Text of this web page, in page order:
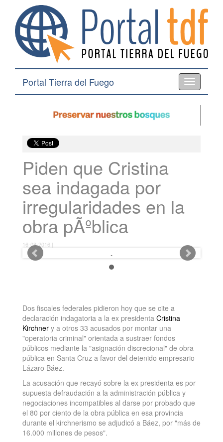
Toggle
navigation
Portal Tierra del Fuego
Piden que Cristina
sea indagada por
irregularidades en la
obra pÃºblica
16-08-2016 |
Dos fiscales federales pidieron hoy que se cite a
declaración indagatoria a la ex presidenta Cristina
Kirchner y a otros 33 acusados por montar una
"operatoria criminal" orientada a sustraer fondos
públicos mediante la "asignación discrecional" de obra
pública en Santa Cruz a favor del detenido empresario
Lázaro Báez.
La acusación que recayó sobre la ex presidenta es por
supuesta defraudación a la administración pública y
negociaciones incompatibles al darse por probado que
el 80 por ciento de la obra pública en esa provincia
durante el kirchnerismo se adjudicó a Báez, por "más de
16.000 millones de pesos".